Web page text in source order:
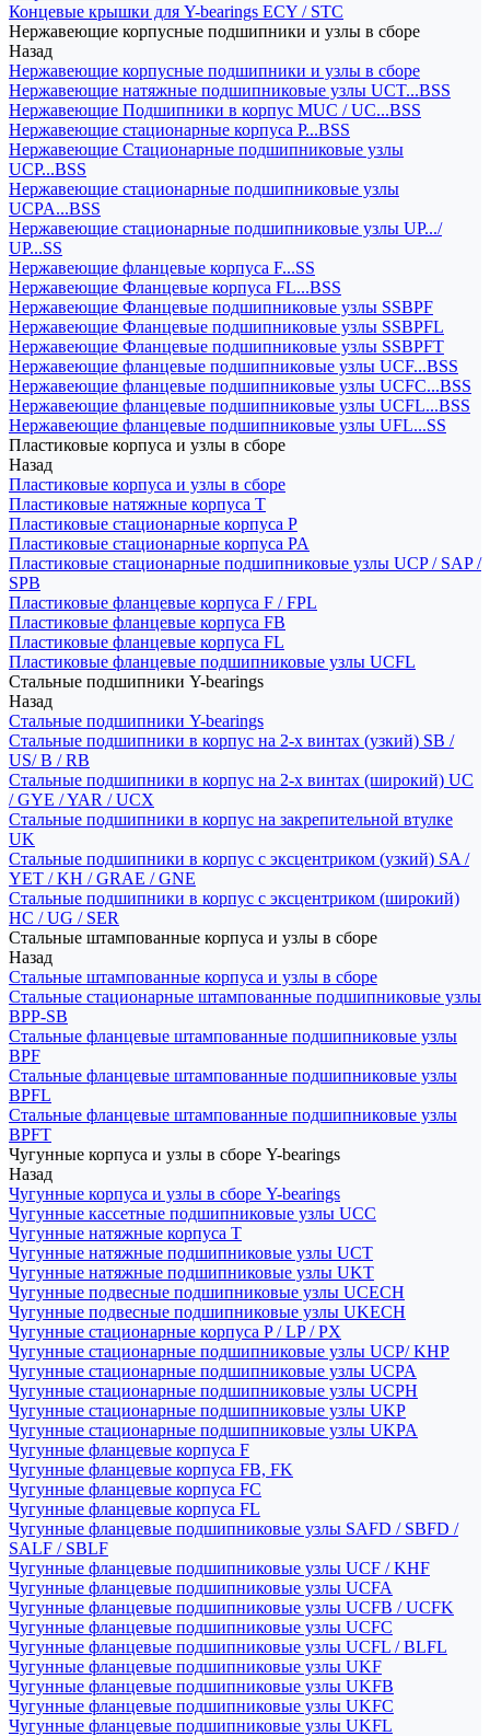
Концевые крышки для Y-bearings ECY / STC
Нержавеющие корпусные подшипники и узлы в сборе
Назад
Нержавеющие корпусные подшипники и узлы в сборе
Нержавеющие натяжные подшипниковые узлы UCT...BSS
Нержавеющие Подшипники в корпус MUC / UC...BSS
Нержавеющие стационарные корпуса P...BSS
Нержавеющие Стационарные подшипниковые узлы
UCP...BSS
Нержавеющие стационарные подшипниковые узлы
UCPA...BSS
Нержавеющие стационарные подшипниковые узлы UP.../
UP...SS
Нержавеющие фланцевые корпуса F...SS
Нержавеющие Фланцевые корпуса FL...BSS
Нержавеющие Фланцевые подшипниковые узлы SSBPF
Нержавеющие Фланцевые подшипниковые узлы SSBPFL
Нержавеющие Фланцевые подшипниковые узлы SSBPFT
Нержавеющие фланцевые подшипниковые узлы UCF...BSS
Нержавеющие фланцевые подшипниковые узлы UCFC...BSS
Нержавеющие фланцевые подшипниковые узлы UCFL...BSS
Нержавеющие фланцевые подшипниковые узлы UFL...SS
Пластиковые корпуса и узлы в сборе
Назад
Пластиковые корпуса и узлы в сборе
Пластиковые натяжные корпуса T
Пластиковые стационарные корпуса P
Пластиковые стационарные корпуса PA
Пластиковые стационарные подшипниковые узлы UCP / SAP /
SPB
Пластиковые фланцевые корпуса F / FPL
Пластиковые фланцевые корпуса FB
Пластиковые фланцевые корпуса FL
Пластиковые фланцевые подшипниковые узлы UCFL
Стальные подшипники Y-bearings
Назад
Стальные подшипники Y-bearings
Стальные подшипники в корпус на 2-х винтах (узкий) SB /
US/ B / RB
Стальные подшипники в корпус на 2-х винтах (широкий) UC
/ GYE / YAR / UCX
Стальные подшипники в корпус на закрепительной втулке
UK
Стальные подшипники в корпус с эксцентриком (узкий) SA /
YET / KH / GRAE / GNE
Стальные подшипники в корпус с эксцентриком (широкий)
HC / UG / SER
Стальные штампованные корпуса и узлы в сборе
Назад
Стальные штампованные корпуса и узлы в сборе
Стальные стационарные штампованные подшипниковые узлы
BPP-SB
Стальные фланцевые штампованные подшипниковые узлы
BPF
Стальные фланцевые штампованные подшипниковые узлы
BPFL
Стальные фланцевые штампованные подшипниковые узлы
BPFT
Чугунные корпуса и узлы в сборе Y-bearings
Назад
Чугунные корпуса и узлы в сборе Y-bearings
Чугунные кассетные подшипниковые узлы UCC
Чугунные натяжные корпуса T
Чугунные натяжные подшипниковые узлы UCT
Чугунные натяжные подшипниковые узлы UKT
Чугунные подвесные подшипниковые узлы UCECH
Чугунные подвесные подшипниковые узлы UKECH
Чугунные стационарные корпуса P / LP / PX
Чугунные стационарные подшипниковые узлы UCP/ KHP
Чугунные стационарные подшипниковые узлы UCPA
Чугунные стационарные подшипниковые узлы UCPH
Чугунные стационарные подшипниковые узлы UKP
Чугунные стационарные подшипниковые узлы UKPA
Чугунные фланцевые корпуса F
Чугунные фланцевые корпуса FB, FK
Чугунные фланцевые корпуса FC
Чугунные фланцевые корпуса FL
Чугунные фланцевые подшипниковые узлы SAFD / SBFD /
SALF / SBLF
Чугунные фланцевые подшипниковые узлы UCF / KHF
Чугунные фланцевые подшипниковые узлы UCFA
Чугунные фланцевые подшипниковые узлы UCFB / UCFK
Чугунные фланцевые подшипниковые узлы UCFC
Чугунные фланцевые подшипниковые узлы UCFL / BLFL
Чугунные фланцевые подшипниковые узлы UKF
Чугунные фланцевые подшипниковые узлы UKFB
Чугунные фланцевые подшипниковые узлы UKFC
Чугунные фланцевые подшипниковые узлы UKFL